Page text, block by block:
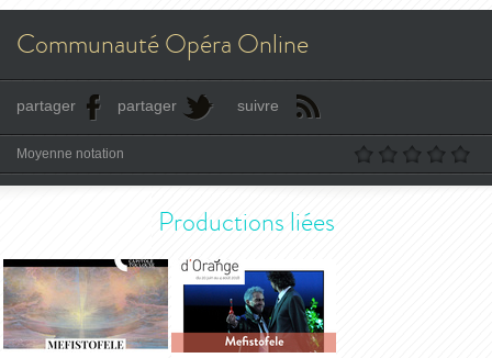
Communauté Opéra Online
partager partager suivre
Moyenne notation
Productions liées